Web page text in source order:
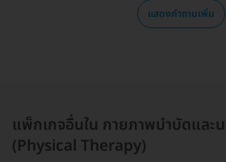
แสดงคำถามเพิ่ม
แพ็กเกจอื่นใน กายภาพบำบัดและ
(Physical Therapy)